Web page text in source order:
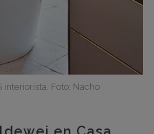
interiorista. Foto: Nacho